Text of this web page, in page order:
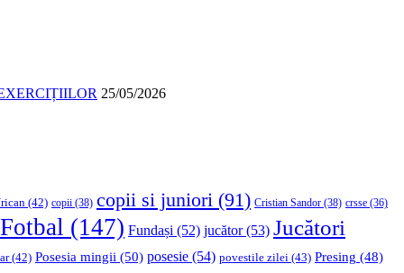
25/05/2026
(42) copii (38) copii si juniori (91) Cristian Sandor (38) crsse (36)
Fotbal (147) Fundași (52) jucător(53) Jucători
(42) Posesia mingii (50) posesie (54) povestile zilei (43) Presing (48)